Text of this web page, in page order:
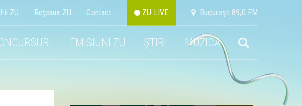
ii ZU Reţeaua ZU Contact ZU LIVE Bucureşti 89,0 FM
EMISIUNI ZU ȘTIRI MUZICA